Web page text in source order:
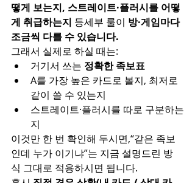
떻게 보는지, 스트레이트·플러시를 어떻
게 취급하는지 등세부 룰이 방·게임마다
조금씩 다를 수 있습니다.
그래서 실제로 하실 때는:
거기서 쓰는 정확한 족보표
A를 가장 높은 카드로 볼지, 최저로
같이 쓸 수 있는지
스트레이트·플러시를 따로 구분하는
지
이것만 한 번 확인해 두시면,“같은 족보
인데 누가 이기냐”는 지금 설명드린 방
식 그대로 적용하시면 됩니다.